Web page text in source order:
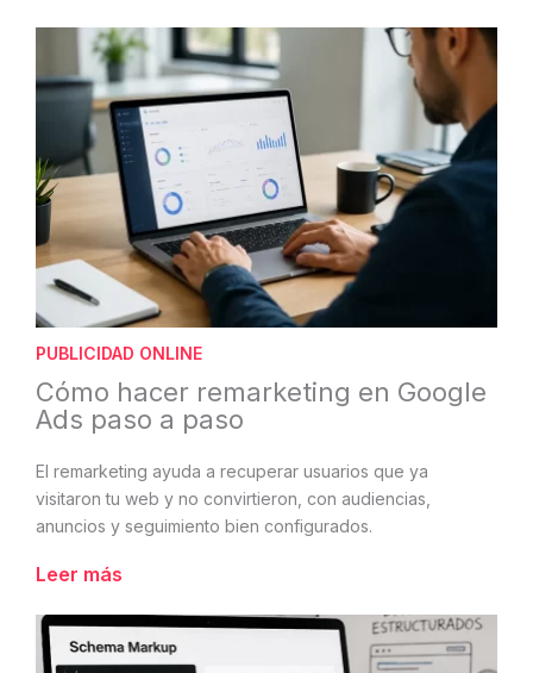
PUBLICIDAD ONLINE
Cómo hacer remarketing en Google
Ads paso a paso
El remarketing ayuda a recuperar usuarios que ya
visitaron tu web y no convirtieron, con audiencias,
anuncios y seguimiento bien configurados.
Leer más